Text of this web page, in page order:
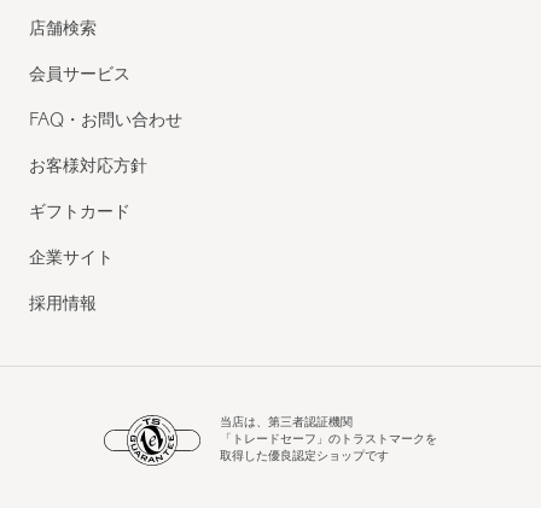
店舗検索
会員サービス
FAQ・お問い合わせ
お客様対応方針
ギフトカード
企業サイト
採用情報
当店は、第三者認証機関
「トレードセーフ」のトラストマークを
取得した優良認定ショップです